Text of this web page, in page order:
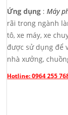
Ứng dụng :Máy
rãi trong ngành
tô, xe máy, xe
được sử dụng để
nhà xưởng,
Hotline: 0964 255